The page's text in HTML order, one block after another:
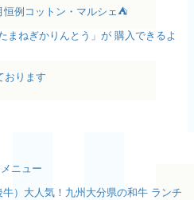
恒例コットン・マルシェ⛺️
まねぎかりんとう」が 購入できるよ
おります
ニュー
）大人気！九州大分県の和牛 ランチ